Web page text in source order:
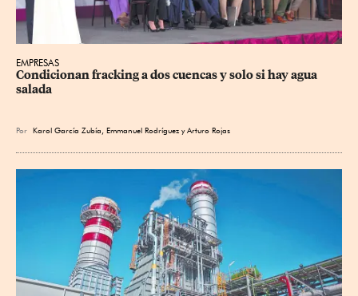
EMPRESAS
Condicionan fracking a dos cuencas y solo si hay agua
salada
Por Karol García Zubía Emmanuel Rodríguez yArturo Rojas